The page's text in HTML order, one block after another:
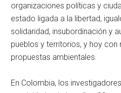
organizaciones políticas y
estado ligada a la libertad,
solidaridad, insubordinación y
pueblos y territorios, y hoy
propuestas ambientales.
En Colombia, los